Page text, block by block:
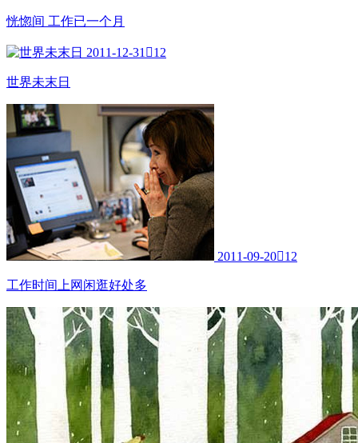
恍惚间 工作已一个月
2011-12-31 12
世界未末日
2011-09-2012
工作时间上网闲逛好处多